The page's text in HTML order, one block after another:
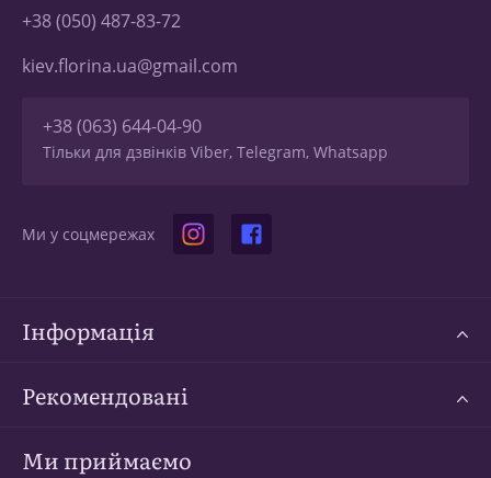
+38 (050) 487-83-72
kiev.florina.ua@gmail.com
+38 (063) 644-04-90
Тільки для дзвінків Viber, Telegram, Whatsapp
Ми у соцмережах
Інформація
Рекомендовані
Ми приймаємо